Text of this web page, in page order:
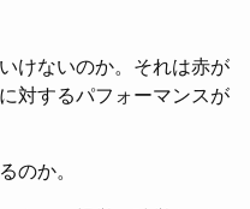
けないのか。それは赤が
対するパフォーマンスが
のか。